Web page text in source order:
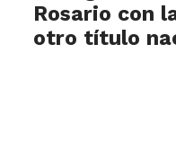
Rosario con
otro título